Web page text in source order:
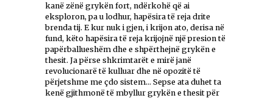
kanë zënë grykën fort, ndërkohë që ai
eksploron, pa u lodhur, hapësira të reja drite
brenda tij. E kur nuk i gjen, i krijon ato, derisa në
fund, këto hapësira të reja krijojnë një presion të
papërballueshëm dhe e shpërthejnë grykën e
thesit. Ja përse shkrimtarët e mirë janë
revolucionarë të kulluar dhe në opozitë të
përjetshme me çdo sistem... Sepse ata duhet ta
kenë gjithmonë të mbyllur grykën e thesit për